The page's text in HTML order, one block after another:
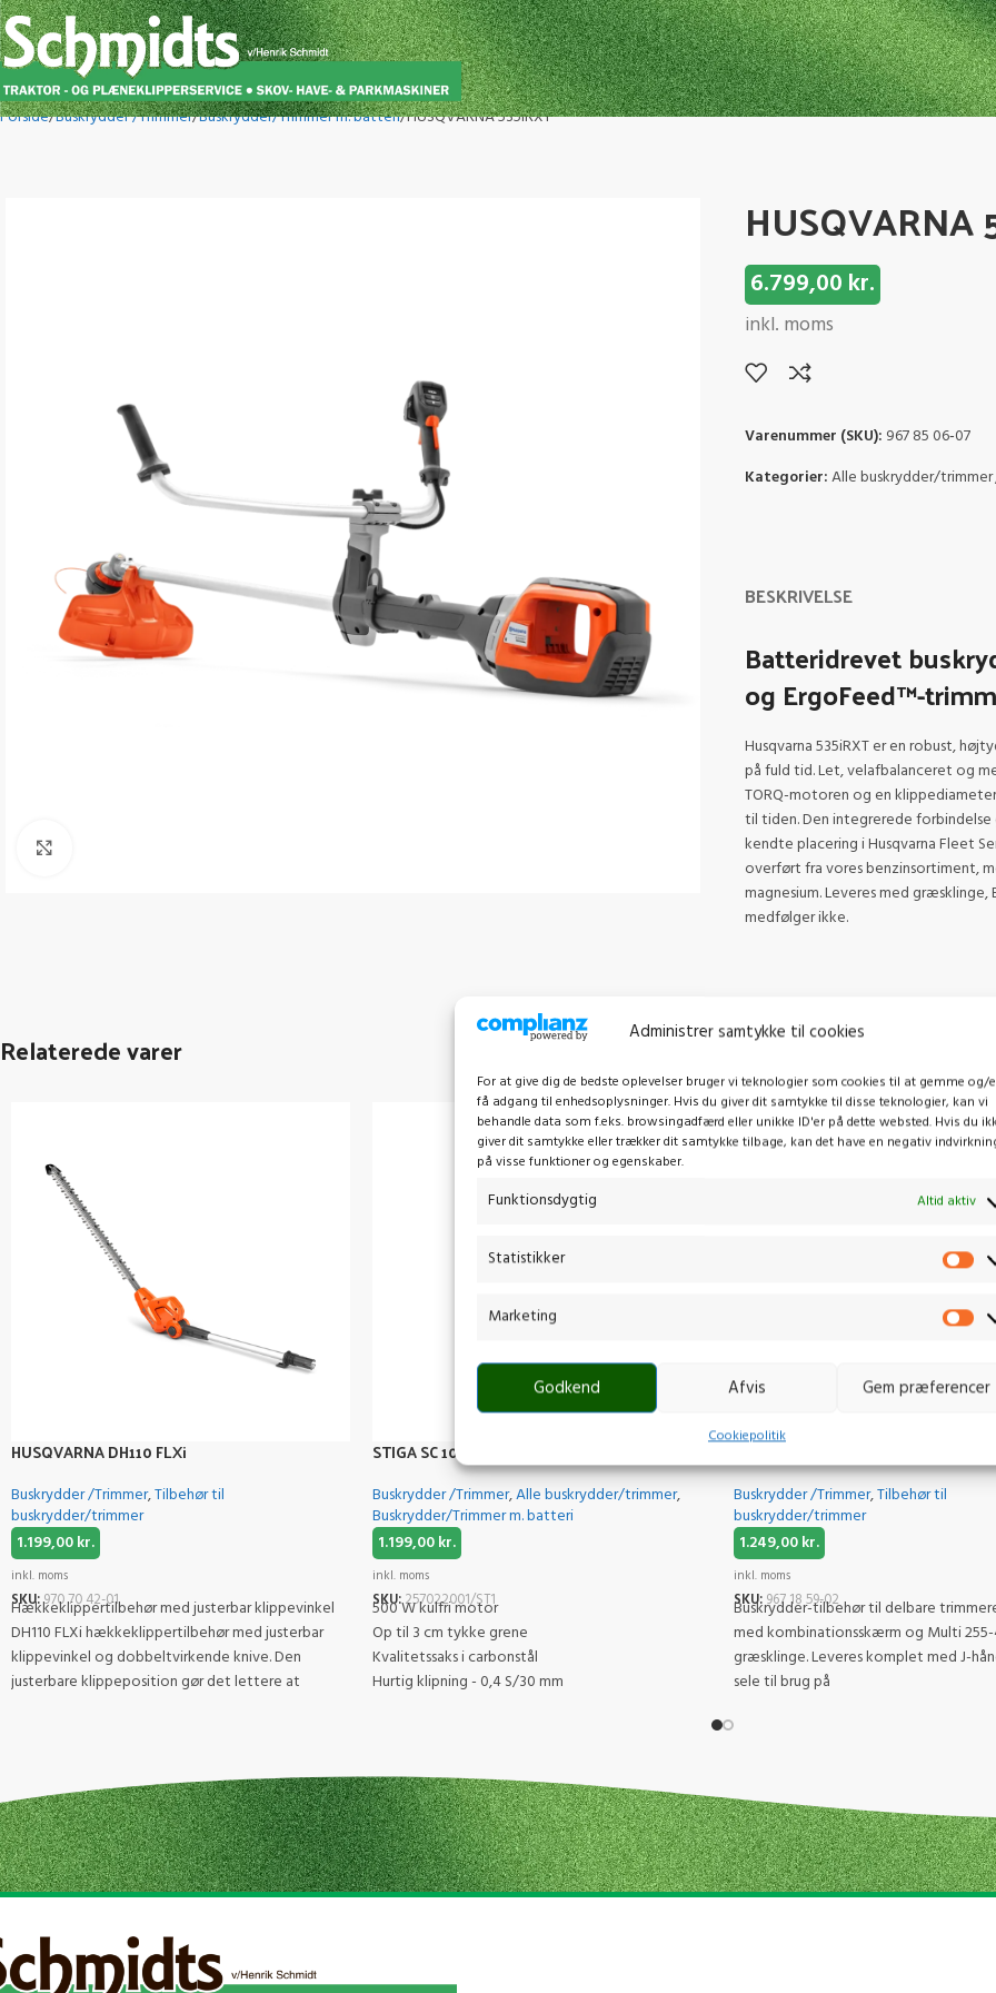
Administrer samtykke til cookies
For at give dig de bedste oplevelser bruger vi teknologier som cookies til at gemme og/
få adgang til enhedsoplysninger. Hvis du giver dit samtykke til disse teknologier, kan vi
behandle data som f.eks. browsingadfærd eller unikke ID'er på dette websted. Hvis du
giver dit samtykke eller trækker dit samtykke tilbage, kan det have en negativ
på visse funktioner og egenskaber.
Funktionsdygtig Altid aktiv
Statistikker
Marketing
Godkend Afvis Gem præferencer
Cookiepolitik
Forside Buskrydder /Trimmer Buskrydder/Trimmer m. batteri HUSQVARNA 535iRXT
HUSQVARNA
6.799,00 kr.
inkl. moms
Varenummer (SKU): 967 85 06‑07
Kategorier:Alle buskrydder/trimmer
BESKRIVELSE
Batteridrevet
og ErgoFeed™-
Husqvarna 535iRXT er en robust,
på fuld tid. Let, velafbalanceret og
TORQ-motoren og en
til tiden. Den integrerede
kendte placering i Husqvarna Fleet
overført fra vores benzinsortiment,
magnesium. Leveres med
medfølger ikke.
Relaterede varer
HUSQVARNA DH110 FLXi
Buskrydder /Trimmer,Tilbehør til
buskrydder/trimmer
1.199,00kr.
inkl. moms
SKU:970 70 42-01
Hækkeklippertilbehør med justerbar klippevinkel
DH110 FLXi hækkeklippertilbehør med justerbar
klippevinkel og dobbeltvirkende knive. Den
justerbare klippeposition gør det lettere at
STIGA SC 100E KIT
Buskrydder /Trimmer,Alle buskrydder/trimmer,
Buskrydder/Trimmer m. batteri
1.199,00kr.
inkl. moms
SKU:257022001/ST1
500 W kulfri motor
Op til 3 cm tykke grene
Kvalitetssaks i carbonstål
Hurtig klipning - 0,4 S/30 mm
HUSQVARNA BCA850
Buskrydder /Trimmer,Tilbehør til
buskrydder/trimmer
1.249,00kr.
inkl. moms
SKU:967 18 59‑02
Buskrydder-tilbehør til delbare
med kombinationsskærm og Multi
græsklinge. Leveres komplet med J-
sele til brug på